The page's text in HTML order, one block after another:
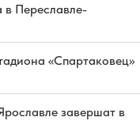
в Переславле-
«Спартаковец»
завершат в